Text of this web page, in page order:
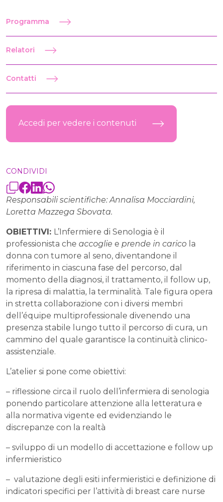
Programma
Relatori
Contatti
Accedi per vedere i contenuti
CONDIVIDI
Responsabili scientifiche: Annalisa Mocciardini,
Loretta Mazzega Sbovata.
OBIETTIVI: L’Infermiere di Senologia è il
professionista che accoglie e prende in carico la
donna con tumore al seno, diventandone il
riferimento in ciascuna fase del percorso, dal
momento della diagnosi, il trattamento, il follow up,
la ripresa di malattia, la terminalità. Tale figura opera
in stretta collaborazione con i diversi membri
dell’équipe multiprofessionale divenendo una
presenza stabile lungo tutto il percorso di cura, un
cammino del quale garantisce la continuità clinico-
assistenziale.
L’atelier si pone come obiettivi:
– riflessione circa il ruolo dell’infermiera di senologia
ponendo particolare attenzione alla letteratura e
alla normativa vigente ed evidenziando le
discrepanze con la realtà
– sviluppo di un modello di accettazione e follow up
infermieristico
– valutazione degli esiti infermieristici e definizione di
indicatori specifici per l’attività di breast care nurse